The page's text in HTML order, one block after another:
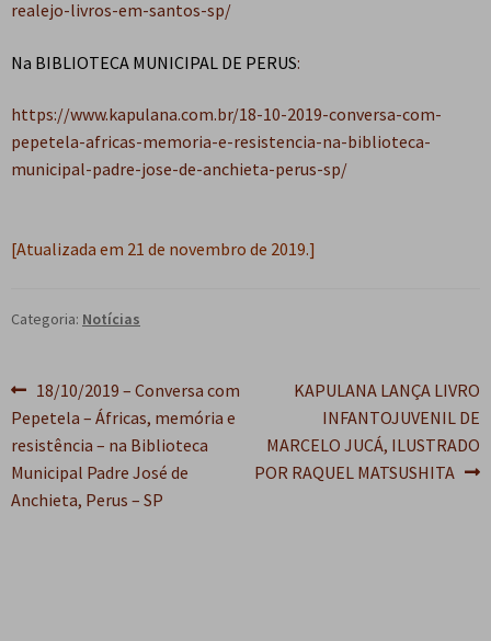
realejo-livros-em-santos-sp/
Na BIBLIOTECA MUNICIPAL DE PERUS:
https://www.kapulana.com.br/18-10-2019-conversa-com-
pepetela-africas-memoria-e-resistencia-na-biblioteca-
municipal-padre-jose-de-anchieta-perus-sp/
[Atualizada em 21 de novembro de 2019.]
Categoria: Notícias
Navegação
de
Post
Post
anterior:
18/10/2019 – Conversa com
Pepetela – Áfricas, memória e
resistência – na Biblioteca
Municipal Padre José de
Anchieta, Perus – SP
Próximo
post:
KAPULANA LANÇA LIVRO
INFANTOJUVENIL DE
MARCELO JUCÁ, ILUSTRADO
POR RAQUEL MATSUSHITA